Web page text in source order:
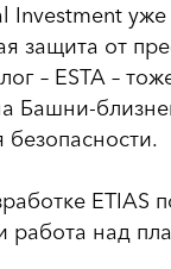
Investment уже
защита от
– ESTA –
Башни-
ETIAS
работа над